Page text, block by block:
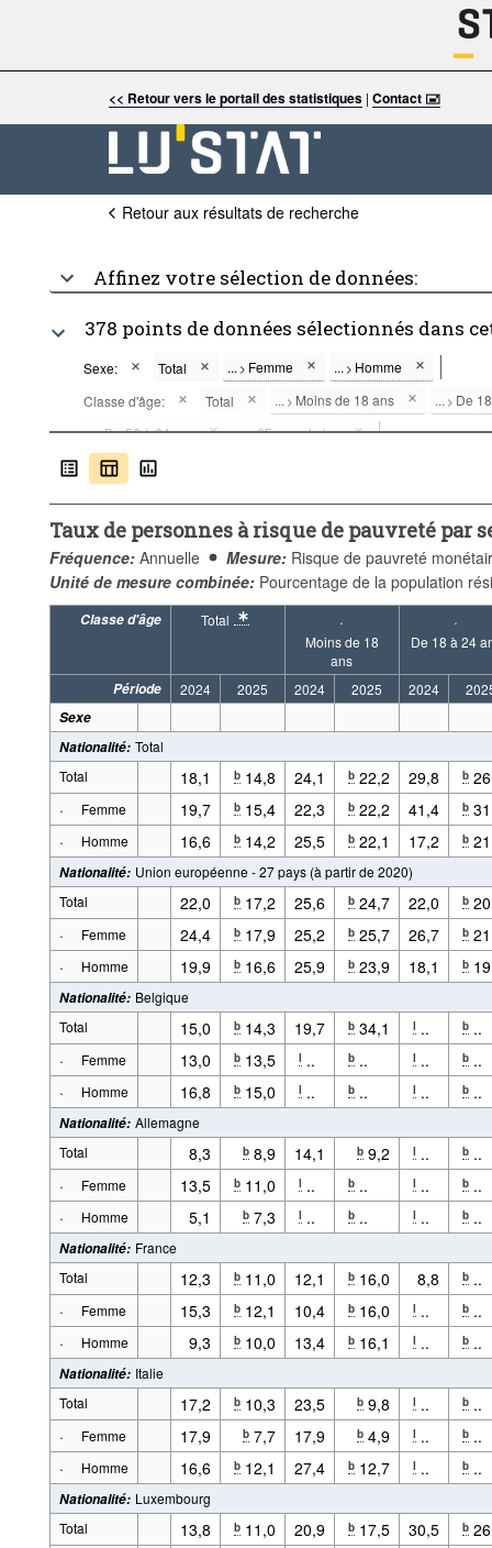
<< Retour vers le portail des statistiques |Contact 🖃
Retour aux résultats de recherche
Affinez votre sélection de données:
378 points de données sélectionnés dans
Sexe: Total ... > Femme ... > Homme
Classe d'âge:
Total ... > Moins de 18 ans ... > De
...>De 50 à 64 ans ...>65 ans et plus
Nationalité:
> > > >
Fréquence:
Annuelle Période:
Début: 2024
Supprimer tout
Taux de personnes à risque de pauvreté par
Fréquence: Annuelle Mesure: Risque de pauvreté
Unité de mesure combinée: Pourcentage de la population
Classe d'âge Total ·
Moins de 18
ans
·
De 18 à 24
Période 2024 2025 2024 2025 2024
Sexe
Nationalité: Total
Total
18,1 b 14,8 24,1 b 22,2 29,8 b
·
Femme 19,7 b 15,4 22,3 b 22,2 41,4 b
·
Homme 16,6 b 14,2 25,5 b 22,1 17,2 b
Nationalité: Union européenne - 27 pays (à partir de 2020)
Total
22,0 b 17,2 25,6 b 24,7 22,0 b
·
Femme 24,4 b 17,9 25,2 b 25,7 26,7 b
·
Homme 19,9 b 16,6 25,9 b 23,9 18,1 b
Nationalité: Belgique
Total
15,0 b 14,3 19,7 b 34,1 l .. b ..
·
Femme 13,0 b 13,5 l .. b .. l .. b ..
·
Homme 16,8 b 15,0 l .. b .. l .. b ..
Nationalité: Allemagne
Total
8,3 b 8,9 14,1 b 9,2 l .. b ..
·
Femme 13,5 b 11,0 l .. b .. l .. b ..
·
Homme 5,1 b 7,3 l .. b .. l .. b ..
Nationalité: France
Total
12,3 b 11,0 12,1 b 16,0 8,8 b ..
·
Femme 15,3 b 12,1 10,4 b 16,0 l .. b ..
·
Homme 9,3 b 10,0 13,4 b 16,1 l .. b ..
Nationalité: Italie
Total
17,2 b 10,3 23,5 b 9,8 l .. b ..
·
Femme 17,9 b 7,7 17,9 b 4,9 l .. b ..
·
Homme 16,6 b 12,1 27,4 b 12,7 l .. b ..
Nationalité: Luxembourg
Total
13,8 b 11,0 20,9 b 17,5 30,5 b